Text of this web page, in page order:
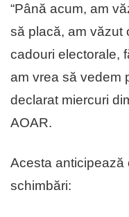
“Până acum, am
să placă, am văzut
cadouri electorale,
am vrea să vedem
declarat miercuri
AOAR.
Acesta anticipează
schimbări: